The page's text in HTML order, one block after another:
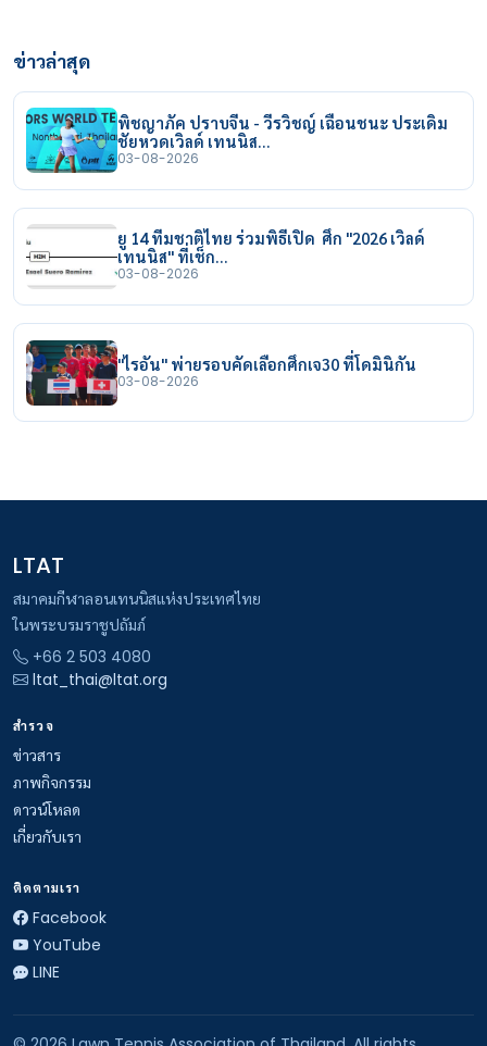
ข่าวล่าสุด
พิชญาภัค ปราบจีน - วีรวิชญ์ เฉือนชนะ ประเดิม
ชัยหวดเวิลด์ เทนนิส…
03-08-2026
ยู 14 ทีมชาติไทย ร่วมพิธีเปิด ศึก "2026 เวิลด์
เทนนิส" ที่เช็ก…
03-08-2026
"ไรอัน" พ่ายรอบคัดเลือกศึกเจ30 ที่โดมินิกัน
03-08-2026
LTAT
สมาคมกีฬาลอนเทนนิสแห่งประเทศไทย
ในพระบรมราชูปถัมภ์
+66 2 503 4080
ltat_thai@ltat.org
สำรวจ
ข่าวสาร
ภาพกิจกรรม
ดาวน์โหลด
เกี่ยวกับเรา
ติดตามเรา
Facebook
YouTube
LINE